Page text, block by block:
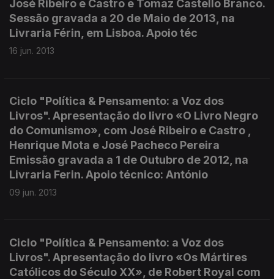
José Ribeiro e Castro e Tomaz Castello Branco.
Sessão gravada a 20 de Maio de 2013, na
Livraria Férin, em Lisboa. Apoio téc
16 jun. 2013
Ciclo "Política & Pensamento: a Voz dos
Livros". Apresentação do livro «O Livro Negro
do Comunismo», com José Ribeiro e Castro ,
Henrique Mota e José Pacheco Pereira
Emissão gravada a 1 de Outubro de 2012, na
Livraria Ferin. Apoio técnico: António
09 jun. 2013
Ciclo "Política & Pensamento: a Voz dos
Livros". Apresentação do livro «Os Mártires
Católicos do Século XX», de Robert Royal com